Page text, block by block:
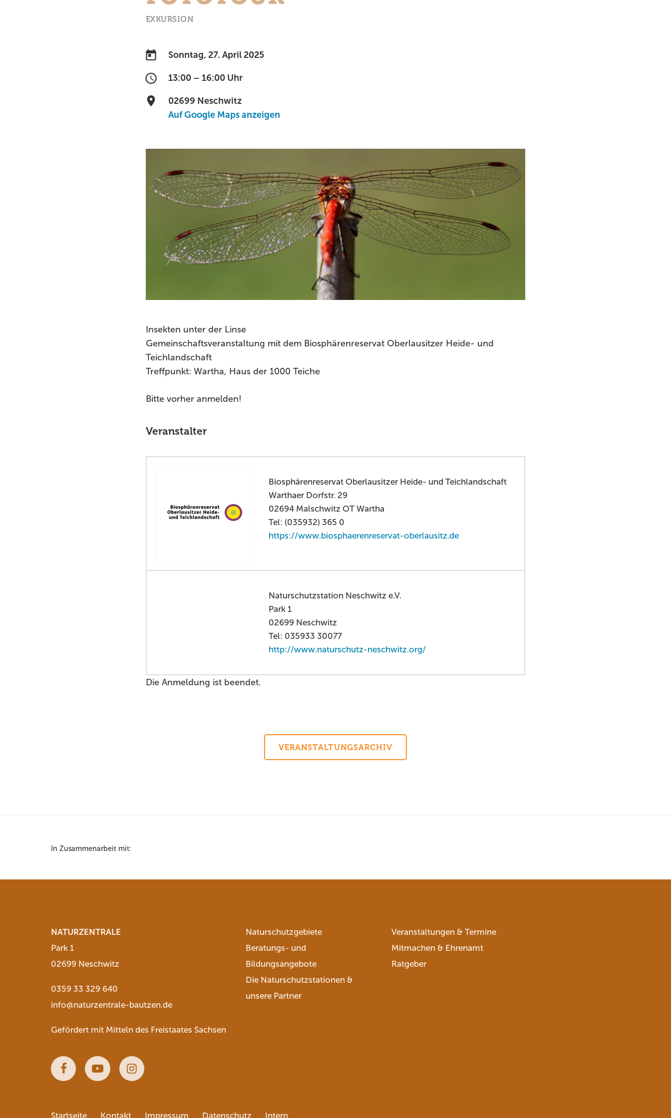
EXKURSION
Sonntag, 27. April 2025
13:00 – 16:00 Uhr
02699 Neschwitz
Auf Google Maps anzeigen
Insekten unter der Linse
Gemeinschaftsveranstaltung mit dem Biosphärenreservat Oberlausitzer Heide- und
Teichlandschaft
Treffpunkt: Wartha, Haus der 1000 Teiche
Bitte vorher anmelden!
Veranstalter
Biosphärenreservat Oberlausitzer Heide- und Teichlandschaft
Warthaer Dorfstr. 29
02694 Malschwitz OT Wartha
Tel: (035932) 365 0
https://www.biosphaerenreservat-oberlausitz.de
Naturschutzstation Neschwitz e.V.
Park 1
02699 Neschwitz
Tel: 035933 30077
http://www.naturschutz-neschwitz.org/
Die Anmeldung ist beendet.
VERANSTALTUNGSARCHIV
In Zusammenarbeit mit:
NATURZENTRALE
Park 1
02699 Neschwitz
0359 33 329 640
info@naturzentrale-bautzen.de
Gefördert mit Mitteln des Freistaates Sachsen
FacebookYoutubeInstagram
Naturschutzgebiete
Beratungs- und
Bildungsangebote
Die Naturschutzstationen &
unsere Partner
Veranstaltungen & Termine
Mitmachen & Ehrenamt
Ratgeber
Startseite Kontakt Impressum Datenschutz Intern